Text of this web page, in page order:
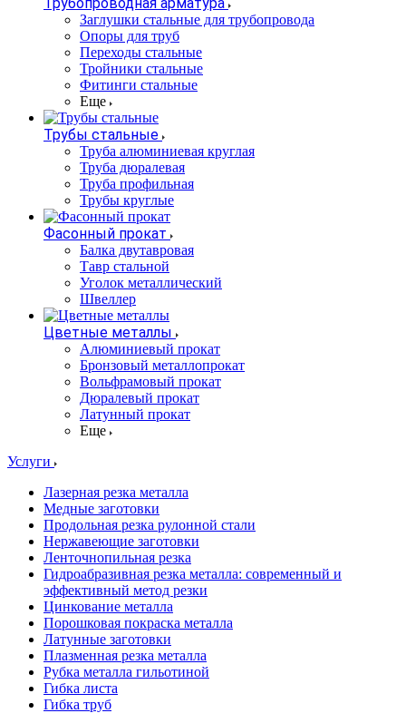
Заглушки стальные для трубопровода
Опоры для труб
Переходы стальные
Тройники стальные
Фитинги стальные
Еще
Трубы стальные
Труба алюминиевая круглая
Труба дюралевая
Труба профильная
Трубы круглые
Фасонный прокат
Балка двутавровая
Тавр стальной
Уголок металлический
Швеллер
Цветные металлы
Алюминиевый прокат
Бронзовый металлопрокат
Вольфрамовый прокат
Дюралевый прокат
Латунный прокат
Еще
Услуги
Лазерная резка металла
Медные заготовки
Продольная резка рулонной стали
Нержавеющие заготовки
Ленточнопильная резка
Гидроабразивная резка металла: современный и
эффективный метод резки
Цинкование металла
Порошковая покраска металла
Латунные заготовки
Плазменная резка металла
Рубка металла гильотиной
Гибка листа
Гибка труб